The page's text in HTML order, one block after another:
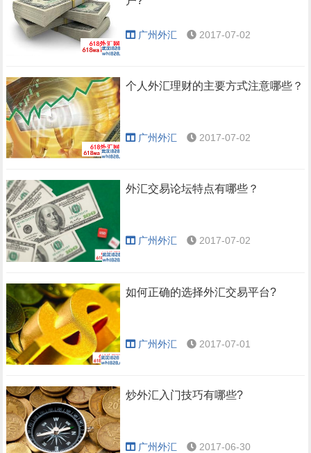
广州外汇 2017-07-02
个人外汇理财的主要方式注意哪些？
广州外汇 2017-07-02
外汇交易论坛特点有哪些？
广州外汇 2017-07-02
如何正确的选择外汇交易平台?
广州外汇 2017-07-01
炒外汇入门技巧有哪些?
广州外汇 2017-06-30